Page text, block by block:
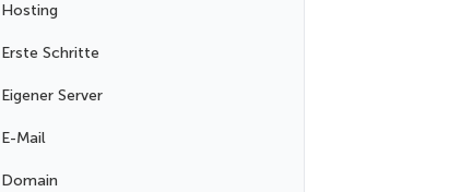
Hosting
Erste Schritte
Eigener Server
E-Mail
Domain